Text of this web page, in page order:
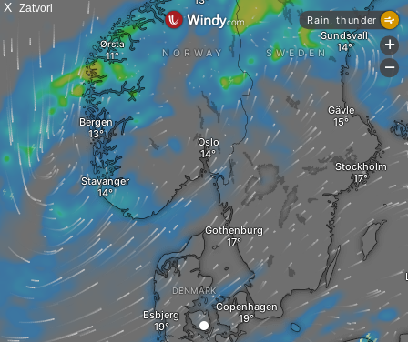
X Zatvori